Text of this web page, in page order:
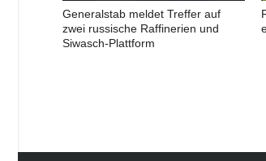
Generalstab meldet Treffer auf
zwei russische Raffinerien und
Siwasch-Plattform